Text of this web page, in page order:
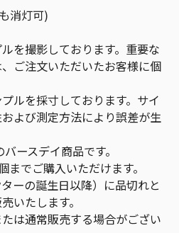
消灯可)
を撮影しております。重要な
ご注文いただいたお客様に個
ルを採寸しております。サイ
よび測定方法により誤差が生
ースデイ商品です。
でご購入いただけます。
ーの誕生日以降）に品切れと
いたします。
は通常販売する場合がござい